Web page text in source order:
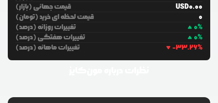
قیمت جهانی (بازار)
USD0.00
قیمت لحظه ای خرید (تومان)
0
تغییرات روزانه (درصد)
0%
تغییرات هفتگی (درصد)
0%
تغییرات ماهانه (درصد)
-33.26%